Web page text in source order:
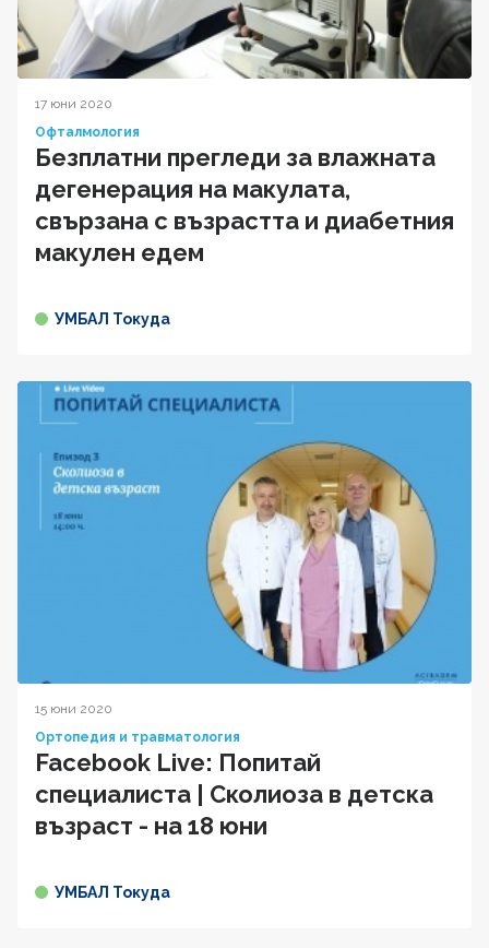
17 юни 2020
Офталмология
Безплатни прегледи за влажната
дегенерация на макулата,
свързана с възрастта и диабетния
макулен едем
УМБАЛ Токуда
15 юни 2020
Ортопедия и травматология
Facebook Live: Попитай
специалиста | Сколиоза в детска
възраст - на 18 юни
УМБАЛ Токуда